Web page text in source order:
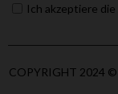
Ich akzeptiere
COPYRIGHT 2024 ©